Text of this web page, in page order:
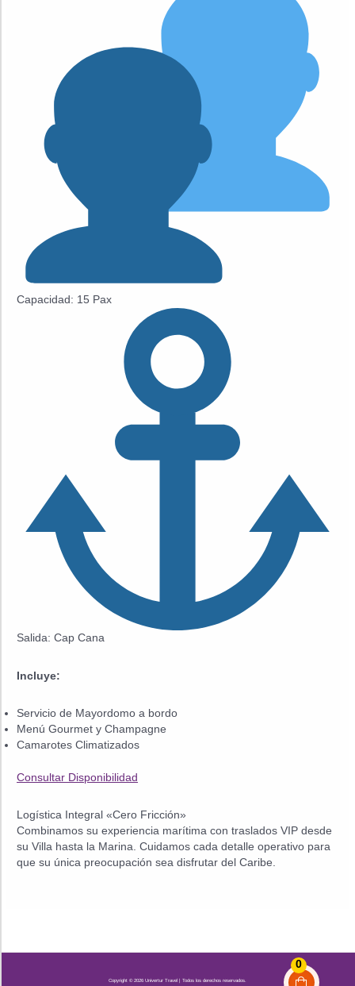
0
Capacidad: 15 Pax
Salida: Cap Cana
Incluye:
Servicio de Mayordomo a bordo
Menú Gourmet y Champagne
Camarotes Climatizados
Consultar Disponibilidad
Logística Integral «Cero Fricción»
Combinamos su experiencia marítima con traslados VIP desde
su Villa hasta la Marina. Cuidamos cada detalle operativo para
que su única preocupación sea disfrutar del Caribe.
Copyright © 2026 Univertur Travel | Todos los derechos reservados.